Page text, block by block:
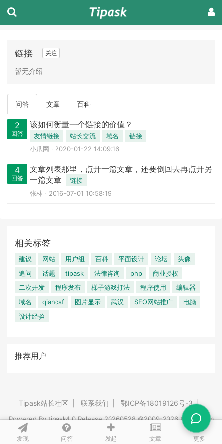
发现 问答 发起 文章 更多
链接 关注
暂无介绍
问答 文章 百科
2
回答
该如何衡量一个链接的价值？
友情链接 站长交流 域名
链接
小爪网
2020-01-22 14:09:16
4
回答
文章列表那里，点开一篇文章，还要倒回去再点开另
一篇文章
链接
张林
2016-07-01 10:58:19
相关标签
建议 网站 用户组 百科 平面设计 论坛
头像
追问
话题 tipask 法律咨询 php
商业授权
二次开发
程序发布 梯子游戏打法 程序使用
编辑器
域名
qiancsf 图片显示 武汉 SEO网站推广
电脑
设计经验
推荐用户
Tipask站长社区 联系我们 鄂ICP备18019126号-3 |
Powered Bytipask4.0Release 20260528 ©2009-2026 tipask.com